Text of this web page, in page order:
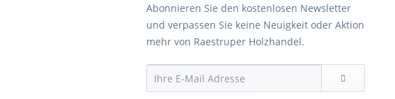
Abonnieren Sie den kostenlosen Newsletter
und verpassen Sie keine Neuigkeit oder Aktion
mehr von Raestruper Holzhandel.